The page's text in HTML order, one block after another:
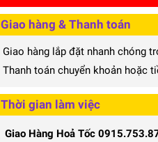
Giao hàng & Thanh toán
Giao hàng lắp đặt nhanh chóng
Thanh toán chuyển khoản hoặc
Thời gian làm việc
Giao Hàng Hoả Tốc